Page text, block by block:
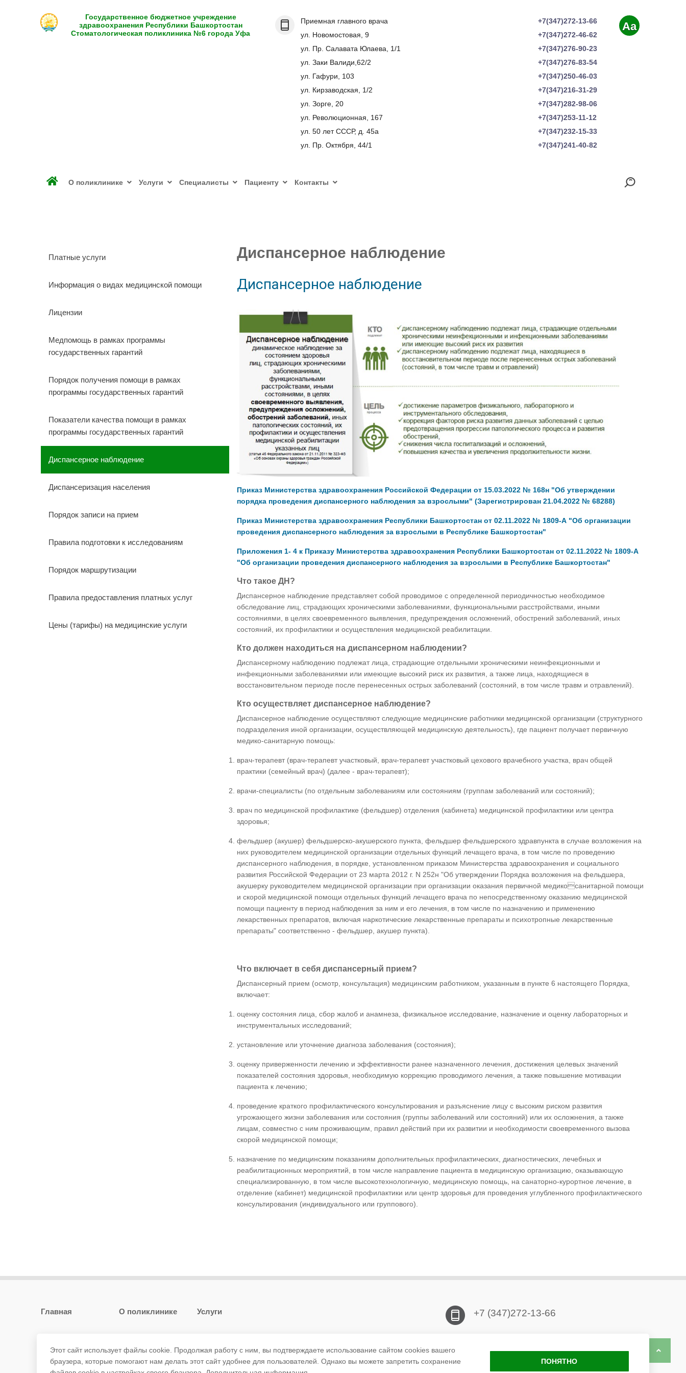
Государственное бюджетное учреждение
здравоохранения Республики Башкортостан
Стоматологическая поликлиника №6 города Уфа
+7(347)272-13-66
Приемная главного врача
+7(347)272-46-62
ул. Новомостовая, 9
+7(347)276-90-23
ул. Пр. Салавата Юлаева, 1/1
+7(347)276-83-54
ул. Заки Валиди,62/2
+7(347)250-46-03
ул. Гафури, 103
+7(347)216-31-29
ул. Кирзаводская, 1/2
+7(347)282-98-06
ул. Зорге, 20
+7(347)253-11-12
ул. Революционная, 167
+7(347)232-15-33
ул. 50 лет СССР, д. 45а
+7(347)241-40-82
ул. Пр. Октября, 44/1
Aa
О поликлинике Услуги Специалисты Пациенту Контакты
Платные услуги
Информация о видах медицинской помощи
Лицензии
Медпомощь в рамках программы
государственных гарантий
Порядок получения помощи в рамках
программы государственных гарантий
Показатели качества помощи в рамках
программы государственных гарантий
Диспансерное наблюдение
Диспансеризация населения
Порядок записи на прием
Правила подготовки к исследованиям
Порядок маршрутизации
Правила предоставления платных услуг
Цены (тарифы) на медицинские услуги
Диспансерное наблюдение
Диспансерное наблюдение
Приказ Министерства здравоохранения Российской Федерации от 15.03.2022 № 168н "Об утверждении
порядка проведения диспансерного наблюдения за взрослыми" (Зарегистрирован 21.04.2022 № 68288)
Приказ Министерства здравоохранения Республики Башкортостан от 02.11.2022 № 1809-А "Об организации
проведения диспансерного наблюдения за взрослыми в Республике Башкортостан"
Приложения 1- 4 к Приказу Министерства здравоохранения Республики Башкортостан от 02.11.2022 № 1809-А
"Об организации проведения диспансерного наблюдения за взрослыми в Республике Башкортостан"
Что такое ДН?
Диспансерное наблюдение представляет собой проводимое с определенной периодичностью необходимое
обследование лиц, страдающих хроническими заболеваниями, функциональными расстройствами, иными
состояниями, в целях своевременного выявления, предупреждения осложнений, обострений заболеваний, иных
состояний, их профилактики и осуществления медицинской реабилитации.
Кто должен находиться на диспансерном наблюдении?
Диспансерному наблюдению подлежат лица, страдающие отдельными хроническими неинфекционными и
инфекционными заболеваниями или имеющие высокий риск их развития, а также лица, находящиеся в
восстановительном периоде после перенесенных острых заболеваний (состояний, в том числе травм и отравлений).
Кто осуществляет диспансерное наблюдение?
Диспансерное наблюдение осуществляют следующие медицинские работники медицинской организации (структурного
подразделения иной организации, осуществляющей медицинскую деятельность), где пациент получает первичную
медико-санитарную помощь:
врач-терапевт (врач-терапевт участковый, врач-терапевт участковый цехового врачебного участка, врач общей
практики (семейный врач) (далее - врач-терапевт);
врачи-специалисты (по отдельным заболеваниям или состояниям (группам заболеваний или состояний);
врач по медицинской профилактике (фельдшер) отделения (кабинета) медицинской профилактики или центра
здоровья;
фельдшер (акушер) фельдшерско-акушерского пункта, фельдшер фельдшерского здравпункта в случае возложения на
них руководителем медицинской организации отдельных функций лечащего врача, в том числе по проведению
диспансерного наблюдения, в порядке, установленном приказом Министерства здравоохранения и социального
развития Российской Федерации от 23 марта 2012 г. N 252н "Об утверждении Порядка возложения на фельдшера,
акушерку руководителем медицинской организации при организации оказания первичной медикосанитарной помощи
и скорой медицинской помощи отдельных функций лечащего врача по непосредственному оказанию медицинской
помощи пациенту в период наблюдения за ним и его лечения, в том числе по назначению и применению
лекарственных препаратов, включая наркотические лекарственные препараты и психотропные лекарственные
препараты" соответственно - фельдшер, акушер пункта).
Что включает в себя диспансерный прием?
Диспансерный прием (осмотр, консультация) медицинским работником, указанным в пункте 6 настоящего Порядка,
включает:
оценку состояния лица, сбор жалоб и анамнеза, физикальное исследование, назначение и оценку лабораторных и
инструментальных исследований;
установление или уточнение диагноза заболевания (состояния);
оценку приверженности лечению и эффективности ранее назначенного лечения, достижения целевых значений
показателей состояния здоровья, необходимую коррекцию проводимого лечения, а также повышение мотивации
пациента к лечению;
проведение краткого профилактического консультирования и разъяснение лицу с высоким риском развития
угрожающего жизни заболевания или состояния (группы заболеваний или состояний) или их осложнения, а также
лицам, совместно с ним проживающим, правил действий при их развитии и необходимости своевременного вызова
скорой медицинской помощи;
назначение по медицинским показаниям дополнительных профилактических, диагностических, лечебных и
реабилитационных мероприятий, в том числе направление пациента в медицинскую организацию, оказывающую
специализированную, в том числе высокотехнологичную, медицинскую помощь, на санаторно-курортное лечение, в
отделение (кабинет) медицинской профилактики или центр здоровья для проведения углубленного профилактического
консультирования (индивидуального или группового).
Главная О поликлинике Услуги +7 (347)272-13-66
Этот сайт использует файлы cookie. Продолжая работу с ним, вы подтверждаете использование сайтом cookies вашего
браузера, которые помогают нам делать этот сайт удобнее для пользователей. Однако вы можете запретить сохранение
ПОНЯТНО